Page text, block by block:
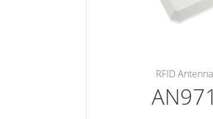
RFID Antenna
AN971